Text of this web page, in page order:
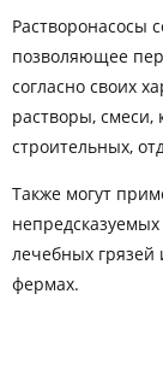
Растворонасосы
позволяющее
согласно своих
растворы,
строительных,
Также могут
лечебных грязей
фермах.